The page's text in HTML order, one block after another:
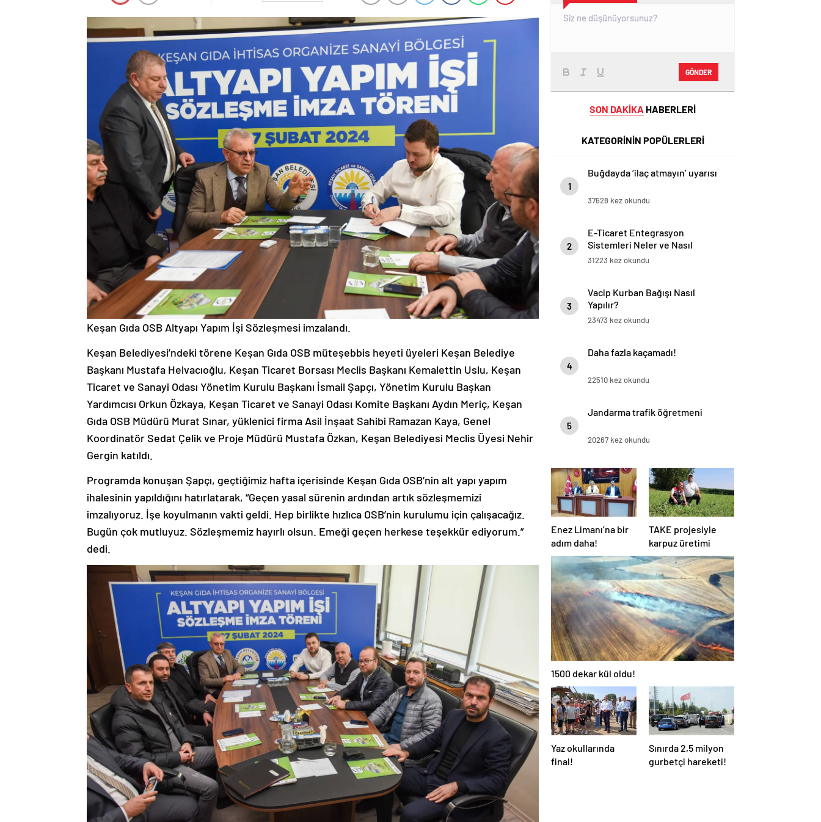
Keşan Gıda OSB Altyapı Yapım İşi Sözleşmesi imzalandı.
Keşan Belediyesi’ndeki törene Keşan Gıda OSB müteşebbis heyeti üyeleri Keşan Belediye
Başkanı Mustafa Helvacıoğlu, Keşan Ticaret Borsası Meclis Başkanı Kemalettin Uslu, Keşan
Ticaret ve Sanayi Odası Yönetim Kurulu Başkanı İsmail Şapçı, Yönetim Kurulu Başkan
Yardımcısı Orkun Özkaya, Keşan Ticaret ve Sanayi Odası Komite Başkanı Aydın Meriç, Keşan
Gıda OSB Müdürü Murat Sınar, yüklenici firma Asil İnşaat Sahibi Ramazan Kaya, Genel
Koordinatör Sedat Çelik ve Proje Müdürü Mustafa Özkan, Keşan Belediyesi Meclis Üyesi Nehir
Gergin katıldı.
Programda konuşan Şapçı, geçtiğimiz hafta içerisinde Keşan Gıda OSB’nin alt yapı yapım
ihalesinin yapıldığını hatırlatarak, “Geçen yasal sürenin ardından artık sözleşmemizi
imzalıyoruz. İşe koyulmanın vakti geldi. Hep birlikte hızlıca OSB’nin kurulumu için çalışacağız.
Bugün çok mutluyuz. Sözleşmemiz hayırlı olsun. Emeği geçen herkese teşekkür ediyorum.”
dedi.
GÖNDER
SON DAKİKA HABERLERİ
KATEGORİNİN POPÜLERLERİ
1
Buğdayda ‘ilaç atmayın’ uyarısı
37628 kez okundu
2
E-Ticaret Entegrasyon
Sistemleri Neler ve Nasıl
Yapılır?
31223 kez okundu
3
Vacip Kurban Bağışı Nasıl
Yapılır?
23473 kez okundu
4
Daha fazla kaçamadı!
22510 kez okundu
5
Jandarma trafik öğretmeni
20267 kez okundu
Enez Limanı’na bir
adım daha!
TAKE projesiyle
karpuz üretimi
1500 dekar kül oldu!
Yaz okullarında
final!
Sınırda 2,5 milyon
gurbetçi hareketi!